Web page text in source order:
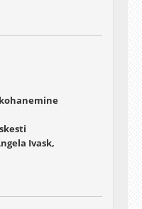
Ivask,